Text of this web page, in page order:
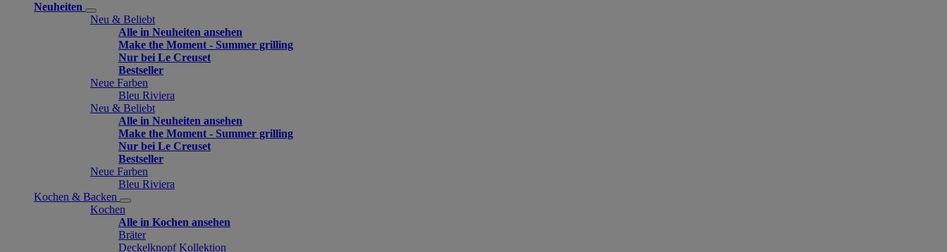
Neuheiten
Neu & Beliebt
Alle in Neuheiten ansehen
Make the Moment - Summer grilling
Nur bei Le Creuset
Bestseller
Neue Farben
Bleu Riviera
Neu & Beliebt
Alle in Neuheiten ansehen
Make the Moment - Summer grilling
Nur bei Le Creuset
Bestseller
Neue Farben
Bleu Riviera
Kochen & Backen
Kochen
Alle in Kochen ansehen
Bräter
Deckelknopf Kollektion